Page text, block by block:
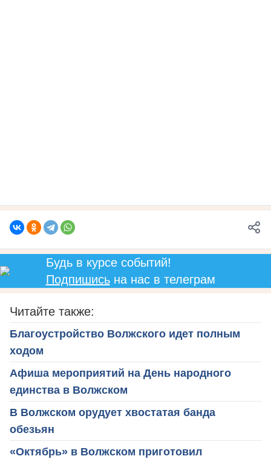
Будь в курсе событий!
Подпишисьна нас в телеграм
Читайте также:
Благоустройство Волжского идет полным
ходом
Афиша мероприятий на День народного
единства в Волжском
В Волжском орудует хвостатая банда
обезьян
«Октябрь» в Волжском приготовил